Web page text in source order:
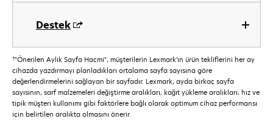
Destek
†"Önerilen Aylık Sayfa Hacmi", müşterilerin Lexmark’ın ürün tekliflerini her ay
cihazda yazdırmayı planladıkları ortalama sayfa sayısına göre
değerlendirmelerini sağlayan bir sayfadır. Lexmark, ayda birkaç sayfa
sayısının, sarf malzemeleri değiştirme aralıkları, kağıt yükleme aralıkları, hız ve
tipik müşteri kullanımı gibi faktörlere bağlı olarak optimum cihaz performansı
için belirtilen aralıkta olmasını önerir.